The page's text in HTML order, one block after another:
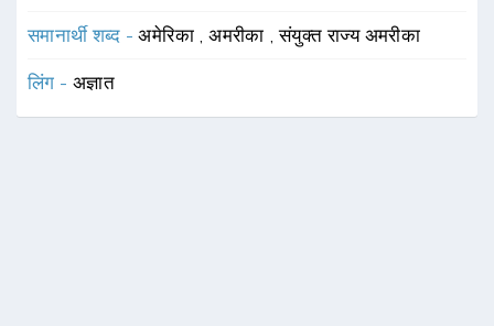
समानार्थी शब्द -अमेरिका ,अमरीका ,संयुक्त राज्य अमरीका
लिंग - अज्ञात